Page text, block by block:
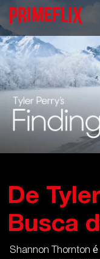
De
Busca
Shannon Thornton